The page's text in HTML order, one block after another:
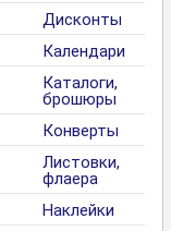
Дисконты
Календари
Каталоги,
брошюры
Конверты
Листовки,
флаера
Наклейки